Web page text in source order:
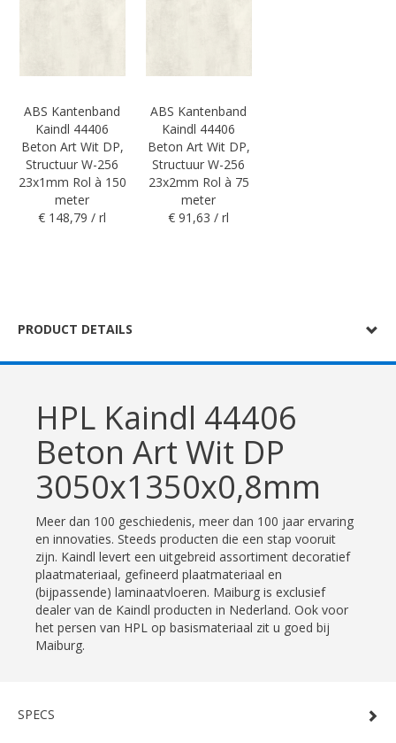
ABS Kantenband
Kaindl 44406
Beton Art Wit DP,
Structuur W-256
23x1mm Rol à 150
meter
€ 148,79 / rl
ABS Kantenband
Kaindl 44406
Beton Art Wit DP,
Structuur W-256
23x2mm Rol à 75
meter
€ 91,63 / rl
PRODUCT DETAILS
HPL Kaindl 44406
Beton Art Wit DP
3050x1350x0,8mm
Meer dan 100 geschiedenis, meer dan 100 jaar ervaring
en innovaties. Steeds producten die een stap vooruit
zijn. Kaindl levert een uitgebreid assortiment decoratief
plaatmateriaal, gefineerd plaatmateriaal en
(bijpassende) laminaatvloeren. Maiburg is exclusief
dealer van de Kaindl producten in Nederland. Ook voor
het persen van HPL op basismateriaal zit u goed bij
Maiburg.
SPECS